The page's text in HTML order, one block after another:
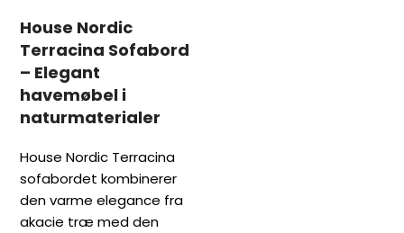
House Nordic
Terracina Sofabord
– Elegant
havemøbel i
naturmaterialer
House Nordic Terracina
sofabordet kombinerer
den varme elegance fra
akacie træ med den